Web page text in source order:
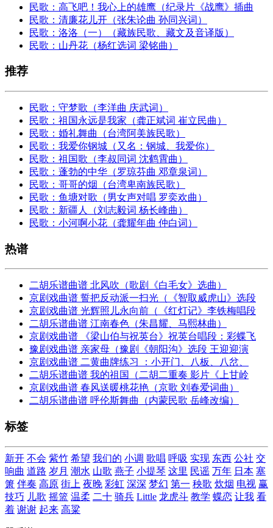
民歌：高飞吧！我心上的雄鹰（纪录片《战鹰》插曲
民歌：清廉花儿开（张朱论曲 孙同兴词）
民歌：洛洛（一）（藏族民歌、藏文及音译版）
民歌：山丹花（杨红选词 梁铭曲）
推荐
民歌：守梦歌（李洋曲 庆武词）
民歌：祖国永远是我家（龚正斌词 崔立民曲）
民歌：婚礼舞曲（台湾阿美族民歌）
民歌：我爱你钢城（又名：钢城、我爱你）
民歌：祖国歌（李叔同词 沈鹤霄曲）
民歌：蓬勃的中华（罗琼芬曲 邓章泉词）
民歌：哥哥的烟（台湾卑南族民歌）
民歌：鱼塘对歌（男女声对唱 罗奕欢曲）
民歌：新疆人（刘志毅词 杨长峰曲）
民歌：小河啊小花（龚耀年曲 仲白词）
热谱
二胡乐谱曲谱 北风吹（歌剧《白毛女》选曲）
京剧戏曲谱 誓把反动派一扫光（《智取威虎山》选段
京剧戏曲谱 光辉照儿永向前（《红灯记》李铁梅唱段
二胡乐谱曲谱 江南春色（朱昌耀、马熙林曲）
京剧戏曲谱 《梁山伯与祝英台》祝英台唱段：彩蝶飞
豫剧戏曲谱 亲家母（豫剧《朝阳沟》选段 王迎迎演
京剧戏曲谱 二黄曲牌练习 ：小开门、八板、八岔、
二胡乐谱曲谱 我的祖国（二胡二重奏 影片《上甘岭
京剧戏曲谱 春风送暖桃花艳（京歌 刘春爱词曲）
二胡乐谱曲谱 呼伦斯舞曲（内蒙民歌 岳峰改编）
标签
新开 不会 紫竹 希望 我们的 小调 歌唱 呼吸 实现 东西 公社 交
响曲 道路 岁月 潮水 山歌 燕子 小提琴 这里 民谣 万年 日本 塞
箫 伴奏 高原 街上 夜晚 彩虹 深深 梦幻 第一 秧歌 炊烟 电视 赢
技巧 儿歌 摇篮 温柔 二十 骑兵 Little 龙虎斗 教学 蝶恋 让我 看
着 谢谢 起来 高粱